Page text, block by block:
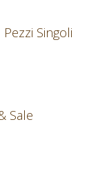
Singoli
Sale